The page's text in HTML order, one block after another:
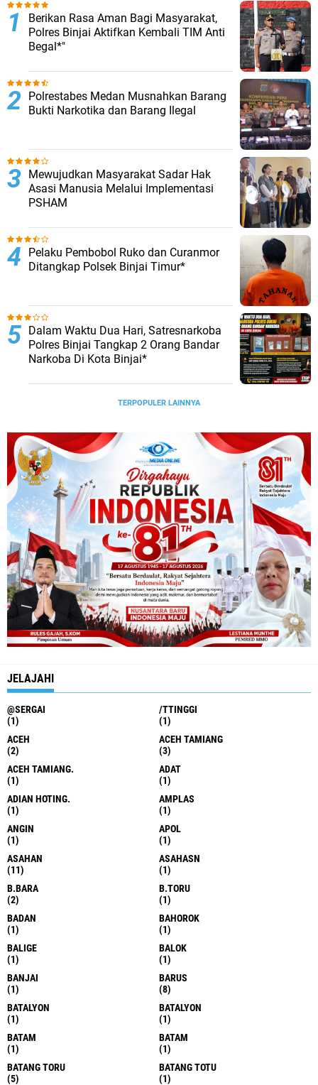
Berikan Rasa Aman Bagi Masyarakat,
Polres Binjai Aktifkan Kembali TIM Anti
Begal*"
Polrestabes Medan Musnahkan Barang
Bukti Narkotika dan Barang Ilegal
Mewujudkan Masyarakat Sadar Hak
Asasi Manusia Melalui Implementasi
PSHAM
Pelaku Pembobol Ruko dan Curanmor
Ditangkap Polsek Binjai Timur*
Dalam Waktu Dua Hari, Satresnarkoba
Polres Binjai Tangkap 2 Orang Bandar
Narkoba Di Kota Binjai*
TERPOPULER LAINNYA
JELAJAHI
@SERGAI
(1)
/TTINGGI
(1)
ACEH
(2)
ACEH TAMIANG
(3)
ACEH TAMIANG.
(1)
ADAT
(1)
ADIAN HOTING.
(1)
AMPLAS
(1)
ANGIN
(1)
APOL
(1)
ASAHAN
(11)
ASAHASN
(1)
B.BARA
(2)
B.TORU
(1)
BADAN
(1)
BAHOROK
(1)
BALIGE
(1)
BALOK
(1)
BANJAI
(1)
BARUS
(8)
BATALYON
(1)
BATALYON
(1)
BATAM
(1)
BATAM
(1)
BATANG TORU
(5)
BATANG TOTU
(1)